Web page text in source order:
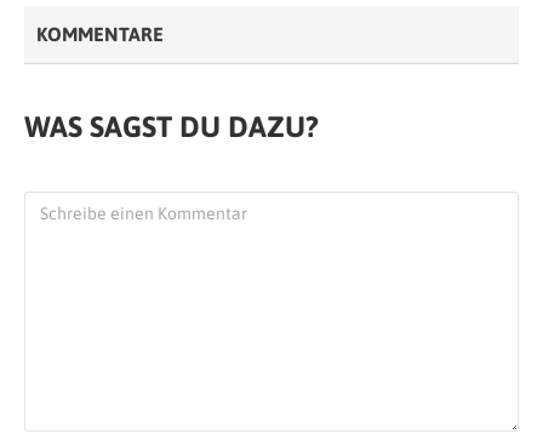
KOMMENTARE
WAS SAGST DU DAZU?